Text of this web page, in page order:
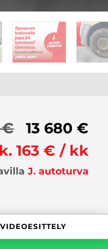
€
13 680 €
163 € / kk
J. autoturva